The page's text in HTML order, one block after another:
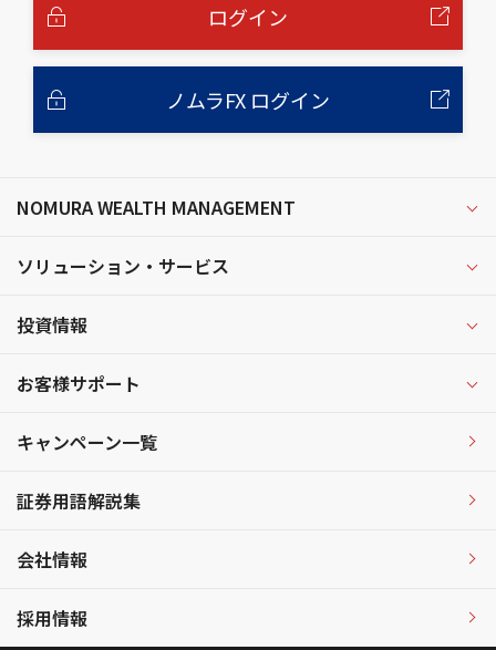
ログイン
ノムラFX ログイン
NOMURA WEALTH MANAGEMENT
ソリューション・サービス
投資情報
お客様サポート
キャンペーン一覧
証券用語解説集
会社情報
採用情報